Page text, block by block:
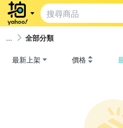
全部分類
最新上架 價格